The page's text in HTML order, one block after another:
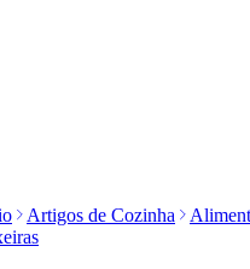
Artigos de Cozinha